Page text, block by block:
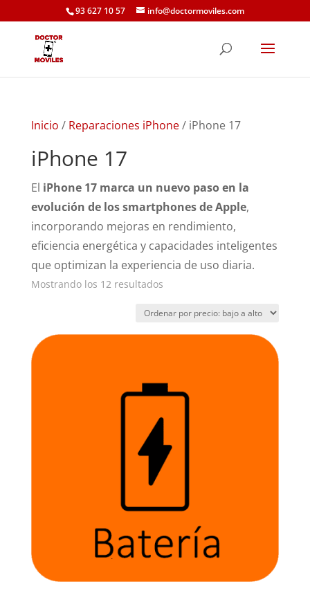
93 627 10 57 info@doctormoviles.com
Inicio / Reparaciones iPhone/ iPhone 17
iPhone 17
El iPhone 17 marca un nuevo paso en la
evolución de los smartphones de Apple,
incorporando mejoras en rendimiento,
eficiencia energética y capacidades inteligentes
que optimizan la experiencia de uso diaria.
Mostrando los 12 resultadosOrdenado
precio:
alto